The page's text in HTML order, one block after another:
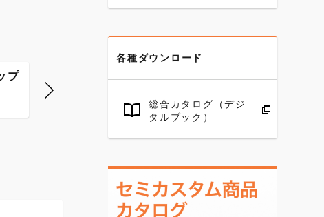
プ
カラーキャップ
白
カラーキャップ
カラーキ
各種ダウンロード
総合カタログ（デジ
タルブック）